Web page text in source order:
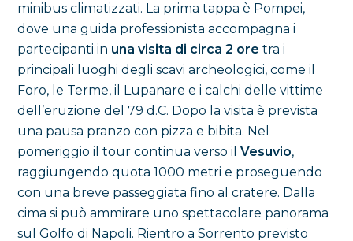
minibus climatizzati. La prima tappa è Pompei,
dove una guida professionista accompagna i
partecipanti in una visita di circa 2 ore tra i
principali luoghi degli scavi archeologici, come il
Foro, le Terme, il Lupanare e i calchi delle vittime
dell’eruzione del 79 d.C. Dopo la visita è prevista
una pausa pranzo con pizza e bibita. Nel
pomeriggio il tour continua verso il Vesuvio,
raggiungendo quota 1000 metri e proseguendo
con una breve passeggiata fino al cratere. Dalla
cima si può ammirare uno spettacolare panorama
sul Golfo di Napoli. Rientro a Sorrento previsto